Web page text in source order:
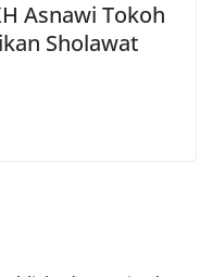
Asnawi Tokoh
Sholawat